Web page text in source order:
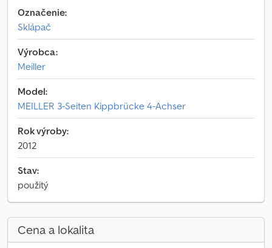
Označenie:
Sklápač
Výrobca:
Meiller
Model:
MEILLER 3-Seiten Kippbrücke 4-Achser
Rok výroby:
2012
Stav:
použitý
Cena a lokalita